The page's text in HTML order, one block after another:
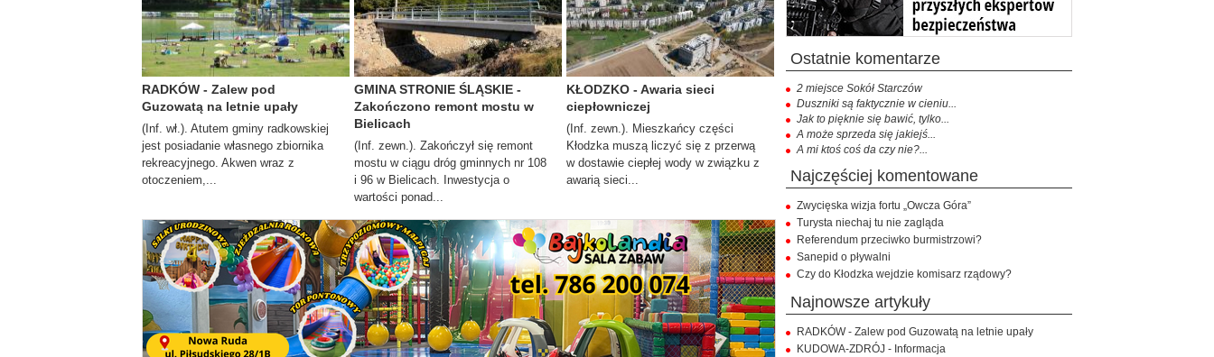
RADKÓW - Zalew pod
Guzowatą na letnie upały
(Inf. wł.). Atutem gminy radkowskiej
jest posiadanie własnego zbiornika
rekreacyjnego. Akwen wraz z
otoczeniem,...
GMINA STRONIE ŚLĄSKIE -
Zakończono remont mostu w
Bielicach
(Inf. zewn.). Zakończył się remont
mostu w ciągu dróg gminnych nr 108
i 96 w Bielicach. Inwestycja o
wartości ponad...
KŁODZKO - Awaria sieci
ciepłowniczej
(Inf. zewn.). Mieszkańcy części
Kłodzka muszą liczyć się z przerwą
w dostawie ciepłej wody w związku z
awarią sieci...
ostatnie komentarze
2 miejsce Sokół Starczów
Duszniki są faktycznie w cieniu...
Jak to pięknie się bawić, tylko...
A może sprzeda się jakiejś...
A mi ktoś coś da czy nie?...
najczęściej komentowane
Zwycięska wizja fortu „Owcza Góra”
Turysta niechaj tu nie zagląda
Referendum przeciwko burmistrzowi?
Sanepid o pływalni
Czy do Kłodzka wejdzie komisarz rządowy?
najnowsze artykuły
RADKÓW - Zalew pod Guzowatą na letnie upały
KUDOWA-ZDRÓJ - Informacja